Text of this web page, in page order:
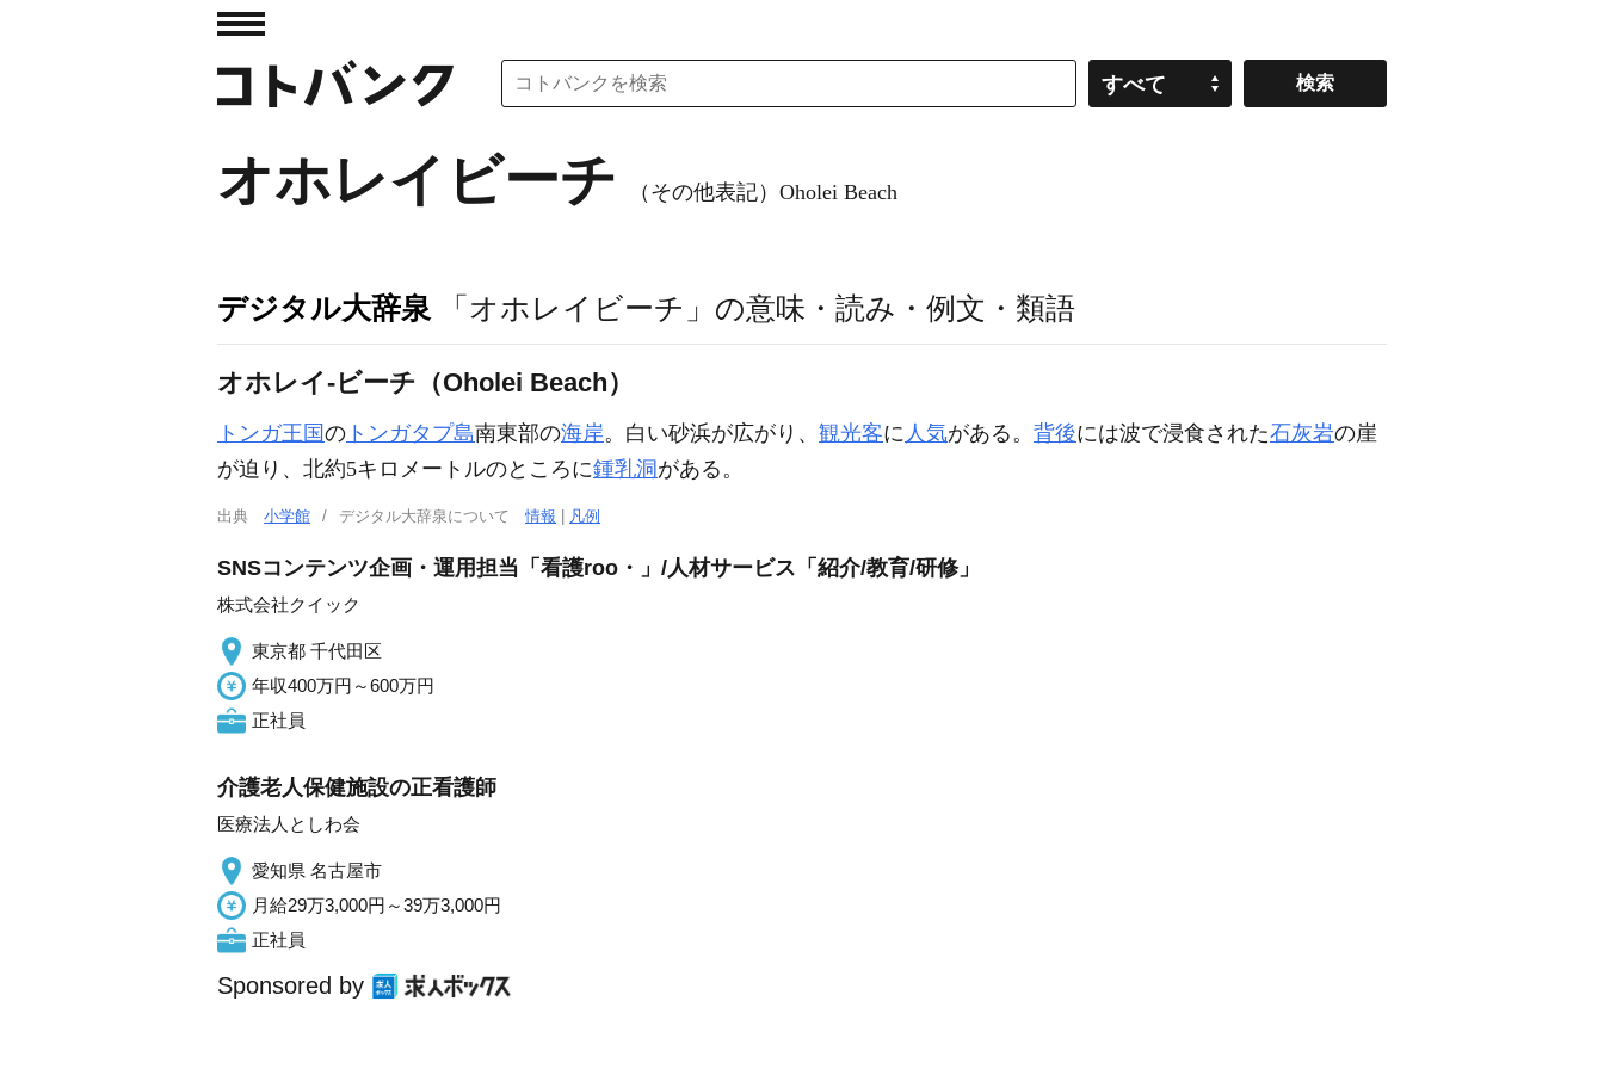
すべて
オホレイビーチ （その他表記）Oholei Beach
デジタル大辞泉 「オホレイビーチ」の意味・読み・例文・類語
オホレイ‐ビーチ（Oholei Beach）
トンガ王国の トンガタプ島南東部の海岸。白い砂浜が広がり、 観光客に 人気がある。 背後には波で浸食された石灰岩の崖
が迫り、北約5キロメートルのところに鍾乳洞 がある。
出典 小学館 デジタル大辞泉について情報 凡例
SNSコンテンツ企画・運用担当「看護roo・」/人材サービス「紹介/教育/研修」
株式会社クイック
東京都 千代田区
年収400万円～600万円
正社員
介護老人保健施設の正看護師
医療法人としわ会
愛知県 名古屋市
月給29万3,000円～39万3,000円
正社員
Sponsored by